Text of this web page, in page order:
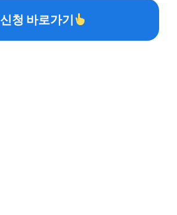
신청 바로가기